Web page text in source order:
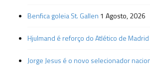
Benfica goleia St. Gallen 1 Agosto, 2026
Hjulmand é reforço do Atlético de Madrid
Jorge Jesus é o novo selecionador